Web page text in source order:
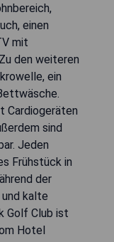
einen
mit
den weiteren
ein
Cardiogeräten
sind
Jeden
Frühstück in
der
kalte
Golf Club ist
Hotel